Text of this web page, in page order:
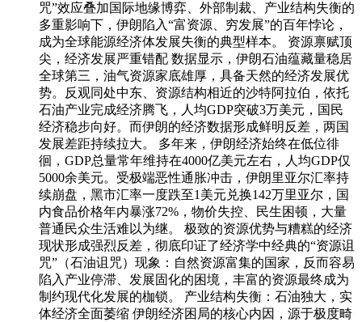
咒”效应叠加国际地缘博弈、外部制裁、产业结构失衡的
多重影响下，伊朗陷入“富资源、穷发展”的百年悖论，
成为全球能源经济体发展失衡的典型样本。 资源禀赋顶
尖，经济发展严重错配 数据显示，伊朗石油蕴藏量稳居
全球第三，油气资源家底雄厚，具备天然的经济发展优
势。反观同处中东、资源结构相近的沙特阿拉伯，依托
石油产业完成经济腾飞，人均GDP突破3万美元，国民
经济稳步向好。而伊朗的经济数据形成鲜明反差，两国
发展差距持续拉大。 多年来，伊朗经济始终在低位徘
徊，GDP总量常年维持在4000亿美元左右，人均GDP仅
5000余美元。受极端恶性通胀冲击，伊朗里亚尔汇率持
续崩盘，黑市汇率一度跌至1美元兑换142万里亚尔，国
内食品价格年内暴涨72%，物价失控、民生困顿，大量
普通民众生活难以为继。 极致的资源优势与糟糕的经济
现状形成强烈反差，彻底印证了经济学中经典的“资源诅
咒”（石油诅咒）现象：自然资源富集的国家，反而容易
陷入产业停滞、发展固化的困境，丰富的资源最终成为
制约现代化发展的枷锁。 产业结构失衡：石油独大，实
体经济全面萎缩 伊朗经济困局的核心内因，源于极度畸